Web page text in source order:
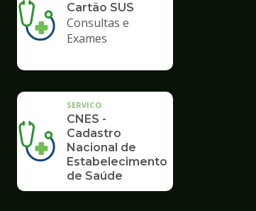
Cartão SUS
Consultas e
Exames
SERVICO
CNES -
Cadastro
Nacional de
Estabelecimento
de Saúde